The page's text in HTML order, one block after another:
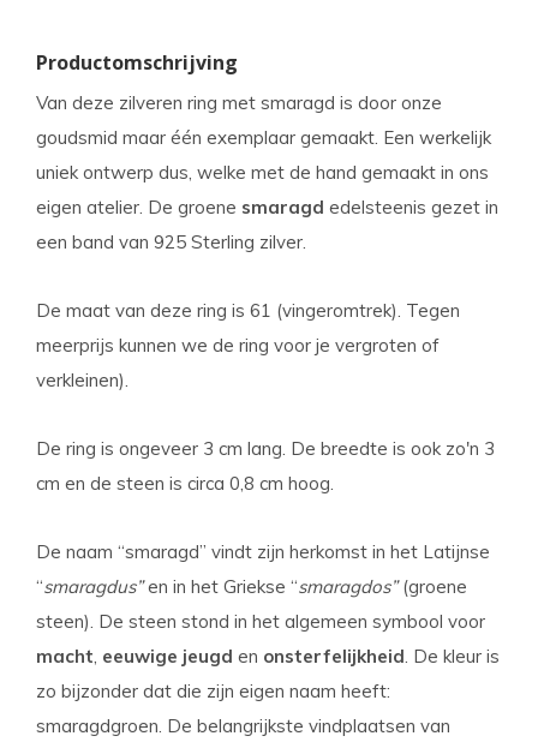
Productomschrijving
Van deze zilveren ring met smaragd is door onze
goudsmid maar één exemplaar gemaakt. Een werkelijk
uniek ontwerp dus, welke met de hand gemaakt in ons
eigen atelier. De groene smaragd edelsteenis gezet in
een band van 925 Sterling zilver.
De maat van deze ring is 61 (vingeromtrek). Tegen
meerprijs kunnen we de ring voor je vergroten of
verkleinen).
De ring is ongeveer 3 cm lang. De breedte is ook zo'n 3
cm en de steen is circa 0,8 cm hoog.
De naam “smaragd” vindt zijn herkomst in het Latijnse
“smaragdus”en in het Griekse “smaragdos”(groene
steen). De steen stond in het algemeen symbool voor
macht, eeuwige jeugd en onsterfelijkheid. De kleur is
zo bijzonder dat die zijn eigen naam heeft:
smaragdgroen. De belangrijkste vindplaatsen van